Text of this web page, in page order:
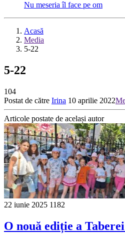
Nu meseria îl face pe om
Acasă
Media
5-22
5-22
104
Postat de către Irina 10 aprilie 2022
Articole postate de același autor
22 iunie 2025 1182
O nouă ediție a